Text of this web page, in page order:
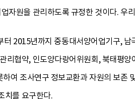
자원을 관리하도록 규정한 것이다. 우
2015년까지 중동대서양어업기구,
리협약, 인도양다랑어위원회, 북태평
여 조사연구 정보교환과 자원의 보존
치를 요구한다.